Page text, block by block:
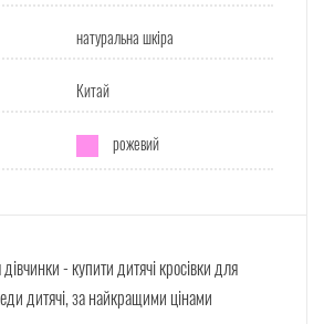
натуральна шкіра
Китай
рожевий
- купити дитячі кросівки для
дитячі, за найкращими цінами